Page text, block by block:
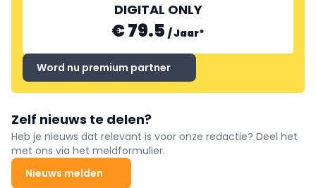
DIGITAL ONLY
€ 79.5 /Jaar*
Word nu premium partner
Zelf nieuws te delen?
Heb je nieuws dat relevant is voor onze redactie? Deel het
met ons via het meldformulier.
Nieuws melden